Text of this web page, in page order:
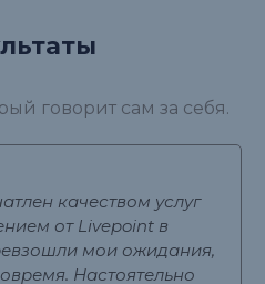
говорит сам за себя.
качеством услуг
от Livepoint в
мои ожидания,
Настоятельно